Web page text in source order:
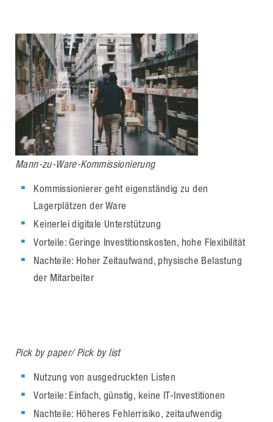
Mann-zu-Ware-Kommissionierung
Kommissionierer geht eigenständig zu den
Lagerplätzen der Ware
Keinerlei digitale Unterstützung
Vorteile: Geringe Investitionskosten, hohe Flexibilität
Nachteile: Hoher Zeitaufwand, physische Belastung
der Mitarbeiter
Pick by paper/ Pick by list
Nutzung von ausgedruckten Listen
Vorteile: Einfach, günstig, keine IT-Investitionen
Nachteile: Höheres Fehlerrisiko, zeitaufwendig